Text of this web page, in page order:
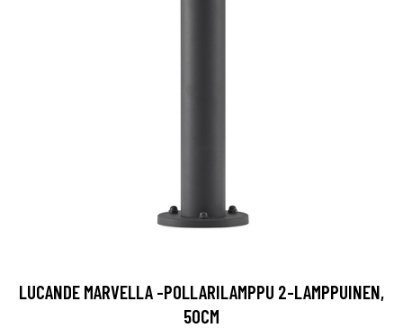
LUCANDE MARVELLA -POLLARILAMPPU 2-LAMPPUINEN,
50CM